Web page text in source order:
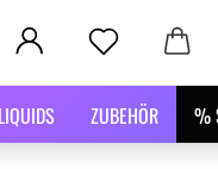
ZUBEHÖR %